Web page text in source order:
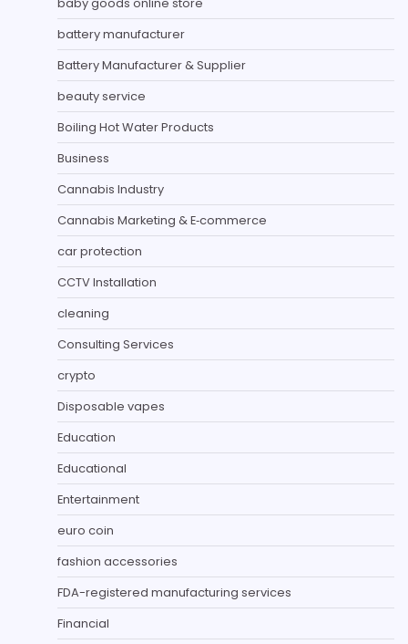
battery manufacturer
Battery Manufacturer & Supplier
beauty service
Boiling Hot Water Products
Business
Cannabis Industry
Cannabis Marketing & E‑commerce
car protection
CCTV Installation
cleaning
Consulting Services
crypto
Disposable vapes
Education
Educational
Entertainment
euro coin
fashion accessories
FDA-registered manufacturing services
Financial